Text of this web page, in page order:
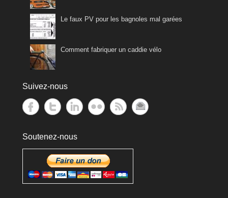
Le faux PV pour les bagnoles mal garées
Comment fabriquer un caddie vélo
Suivez-nous
Soutenez-nous